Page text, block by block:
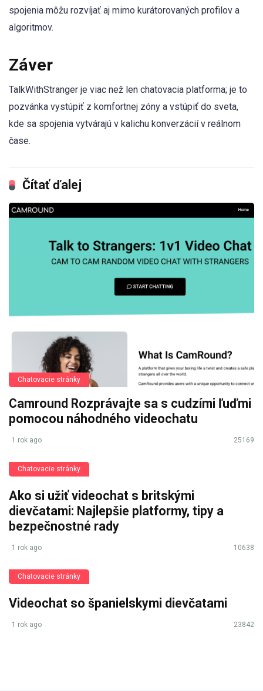
spojenia môžu rozvíjať aj mimo kurátorovaných profilov a
algoritmov.
Záver
TalkWithStranger je viac než len chatovacia platforma; je to
pozvánka vystúpiť z komfortnej zóny a vstúpiť do sveta,
kde sa spojenia vytvárajú v kalichu konverzácií v reálnom
čase.
Čítať ďalej
Chatovacie stránky
Camround Rozprávajte sa s cudzími ľuďmi
pomocou náhodného videochatu
1 rok ago 25169
Chatovacie stránky
Ako si užiť videochat s britskými
dievčatami: Najlepšie platformy, tipy a
bezpečnostné rady
1 rok ago 10638
Chatovacie stránky
Videochat so španielskymi dievčatami
1 rok ago 23842